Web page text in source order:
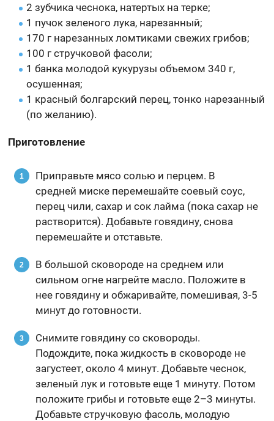
2 зубчика чеснока, натертых на терке;
1 пучок зеленого лука, нарезанный;
170 г нарезанных ломтиками свежих грибов;
100 г стручковой фасоли;
1 банка молодой кукурузы объемом 340 г,
осушенная;
1 красный болгарский перец, тонко нарезанный
(по желанию).
Приготовление
Приправьте мясо солью и перцем. В
средней миске перемешайте соевый соус,
перец чили, сахар и сок лайма (пока сахар не
растворится). Добавьте говядину, снова
перемешайте и отставьте.
В большой сковороде на среднем или
сильном огне нагрейте масло. Положите в
нее говядину и обжаривайте, помешивая, 3-5
минут до готовности.
Снимите говядину со сковороды.
Подождите, пока жидкость в сковороде не
загустеет, около 4 минут. Добавьте чеснок,
зеленый лук и готовьте еще 1 минуту. Потом
положите грибы и готовьте еще 2–3 минуты.
Добавьте стручковую фасоль, молодую